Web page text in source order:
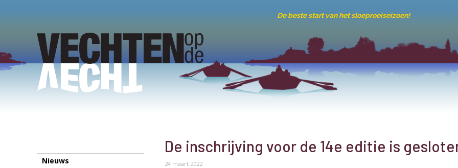
De beste start van het sloeproeiseizoen!
Nieuws
De inschrijving voor de 14e editie is
24 maart 2022